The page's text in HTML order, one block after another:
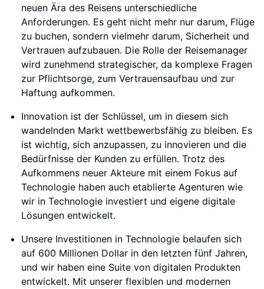
neuen Ära des Reisens unterschiedliche
Anforderungen. Es geht nicht mehr nur darum, Flüge
zu buchen, sondern vielmehr darum, Sicherheit und
Vertrauen aufzubauen. Die Rolle der Reisemanager
wird zunehmend strategischer, da komplexe Fragen
zur Pflichtsorge, zum Vertrauensaufbau und zur
Haftung aufkommen.
Innovation ist der Schlüssel, um in diesem sich
wandelnden Markt wettbewerbsfähig zu bleiben. Es
ist wichtig, sich anzupassen, zu innovieren und die
Bedürfnisse der Kunden zu erfüllen. Trotz des
Aufkommens neuer Akteure mit einem Fokus auf
Technologie haben auch etablierte Agenturen wie
wir in Technologie investiert und eigene digitale
Lösungen entwickelt.
Unsere Investitionen in Technologie belaufen sich
auf 600 Millionen Dollar in den letzten fünf Jahren,
und wir haben eine Suite von digitalen Produkten
entwickelt. Mit unserer flexiblen und modernen